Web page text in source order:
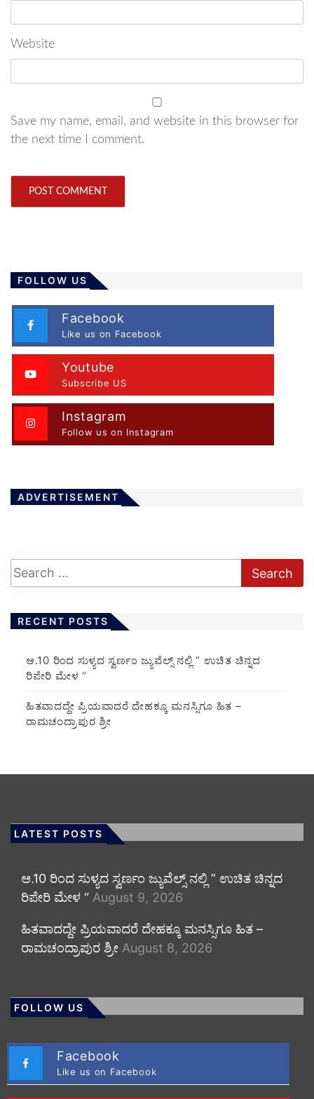
Website
Save my name, email, and website in this browser for
the next time I comment.
FOLLOW US
Facebook
Like us on Facebook
Youtube
Subscribe US
Instagram
Follow us on Instagram
ADVERTISEMENT
RECENT POSTS
ಆ.10 ರಿಂದ ಸುಳ್ಯದ ಸ್ವರ್ಣಂ ಜ್ಯುವೆಲ್ಸ್ ನಲ್ಲಿ ” ಉಚಿತ ಚಿನ್ನದ
ರಿಪೇರಿ ಮೇಳ “
ಹಿತವಾದದ್ದೇ ಪ್ರಿಯವಾದರೆ ದೇಹಕ್ಕೂ ಮನಸ್ಸಿಗೂ ಹಿತ –
ರಾಮಚಂದ್ರಾಪುರ ಶ್ರೀ
LATEST POSTS
ಆ.10 ರಿಂದ ಸುಳ್ಯದ ಸ್ವರ್ಣಂ ಜ್ಯುವೆಲ್ಸ್ ನಲ್ಲಿ ” ಉಚಿತ ಚಿನ್ನದ
ರಿಪೇರಿ ಮೇಳ “ August 9, 2026
ಹಿತವಾದದ್ದೇ ಪ್ರಿಯವಾದರೆ ದೇಹಕ್ಕೂ ಮನಸ್ಸಿಗೂ ಹಿತ –
ರಾಮಚಂದ್ರಾಪುರ ಶ್ರೀ August 8, 2026
FOLLOW US
Facebook
Like us on Facebook